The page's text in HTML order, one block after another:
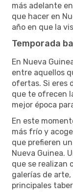
más adelante
que hacer en
año en que la
Temporada
En Nueva
entre aquellos
ofertas. Si eres
que te ofrecen
mejor época
En este
más frío y
que prefieren
Nueva Guinea.
que se realizan
galerías de
principales